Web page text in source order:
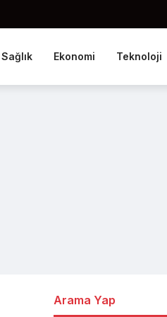
Sağlık Ekonomi Teknoloji
Arama Yap